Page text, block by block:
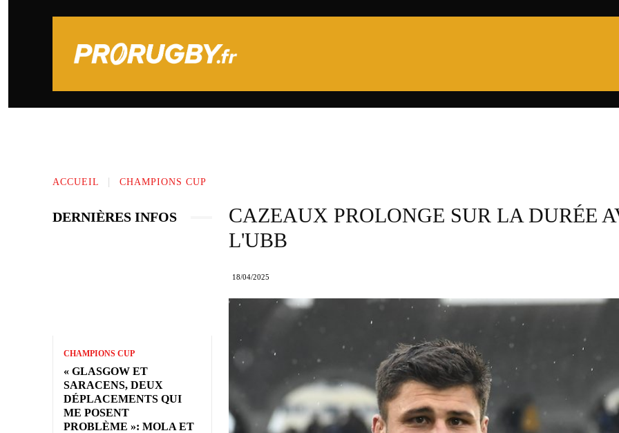
ACCUEIL CHAMPIONS CUP
DERNIÈRES INFOS
CHAMPIONS CUP
« GLASGOW ET
SARACENS, DEUX
DÉPLACEMENTS QUI
ME POSENT
PROBLÈME »: MOLA ET
CAZEAUX PROLONGE SUR LA DURÉE
L'UBB
18/04/2025